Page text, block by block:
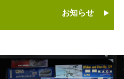
お知らせ